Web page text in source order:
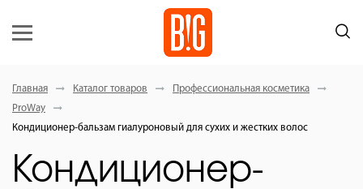
Главная Каталог товаров
Профессиональная косметика
ProWay
Кондиционер-бальзам гиалуроновый для сухих и жестких волос
Кондиционер-